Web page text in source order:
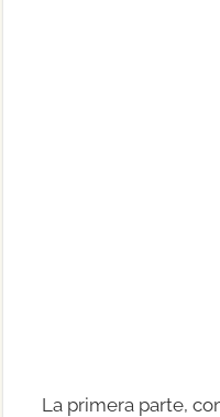
La primera parte,